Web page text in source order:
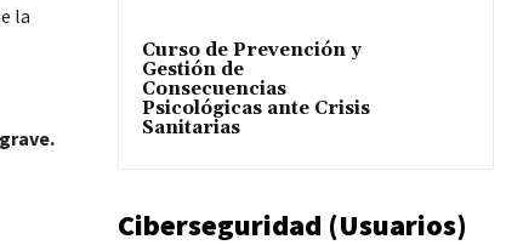
la
Curso de Prevención y
Gestión de
Consecuencias
Psicológicas ante Crisis
Sanitarias
Ciberseguridad (Usuarios)